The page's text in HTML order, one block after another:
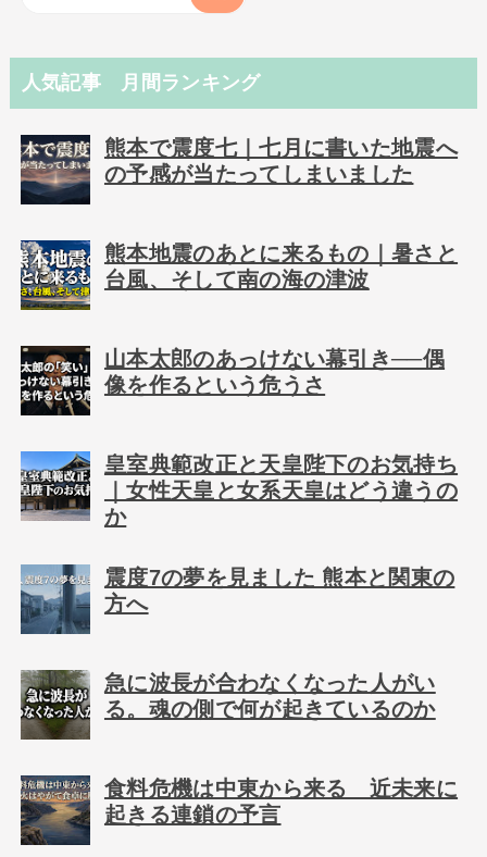
人気記事 月間ランキング
熊本で震度七｜七月に書いた地震へ
の予感が当たってしまいました
熊本地震のあとに来るもの｜暑さと
台風、そして南の海の津波
山本太郎のあっけない幕引き──偶
像を作るという危うさ
皇室典範改正と天皇陛下のお気持ち
｜女性天皇と女系天皇はどう違うの
か
震度7の夢を見ました 熊本と関東の
方へ
急に波長が合わなくなった人がい
る。魂の側で何が起きているのか
食料危機は中東から来る 近未来に
起きる連鎖の予言